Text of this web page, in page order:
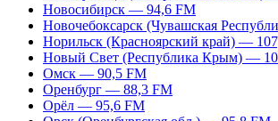
Новосибирск — 94,6 FM
Новочебоксарск (Чувашская
Норильск (Красноярский край) —
Новый Свет (Республика Крым) —
Омск — 90,5 FM
Оренбург — 88,3 FM
Орёл — 95,6 FM